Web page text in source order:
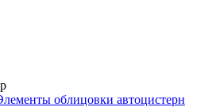
облицовки автоцистерн